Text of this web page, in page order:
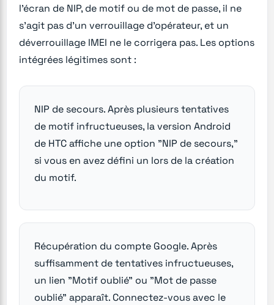
l'écran de NIP, de motif ou de mot de passe, il ne
s'agit pas d'un verrouillage d'opérateur, et un
déverrouillage IMEI ne le corrigera pas. Les options
intégrées légitimes sont :
NIP de secours. Après plusieurs tentatives
de motif infructueuses, la version Android
de HTC affiche une option "NIP de secours,"
si vous en avez défini un lors de la création
du motif.
Récupération du compte Google. Après
suffisamment de tentatives infructueuses,
un lien "Motif oublié" ou "Mot de passe
oublié" apparaît. Connectez-vous avec le